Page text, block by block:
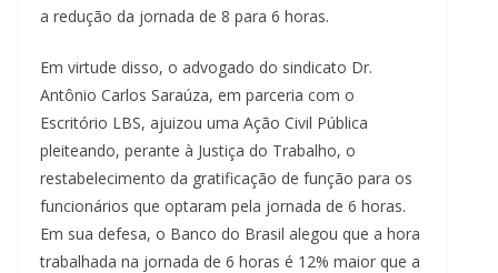
a redução da jornada de 8 para 6 horas.
Em virtude disso, o advogado do sindicato Dr.
Antônio Carlos Saraúza, em parceria com o
Escritório LBS, ajuizou uma Ação Civil Pública
pleiteando, perante à Justiça do Trabalho, o
restabelecimento da gratificação de função para os
funcionários que optaram pela jornada de 6 horas.
Em sua defesa, o Banco do Brasil alegou que a hora
trabalhada na jornada de 6 horas é 12% maior que a